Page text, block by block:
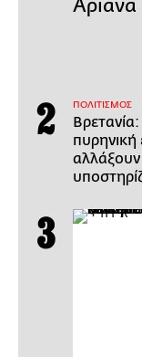
Αριάνα
ΠΟΛΙΤΙΣΜΟΣ
αλλάξουν